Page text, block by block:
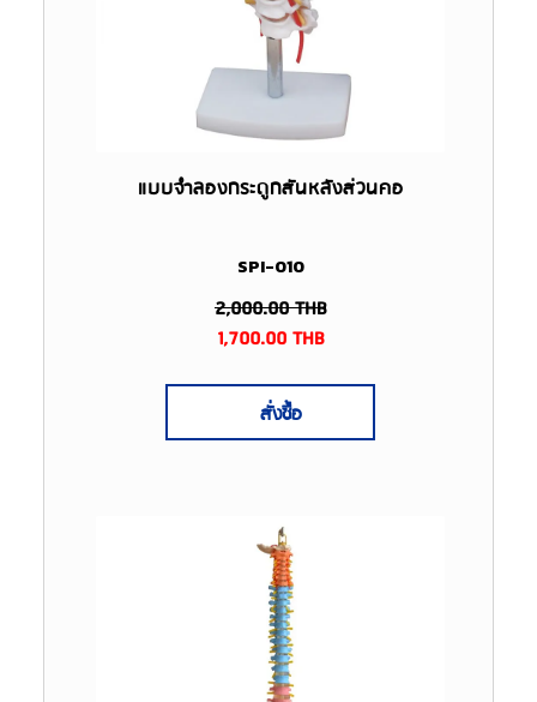
แบบจำลองกระดูกสันหลังส่วนคอ
SPI-010
2,000.00THB
1,700.00THB
สั่งซื้อ